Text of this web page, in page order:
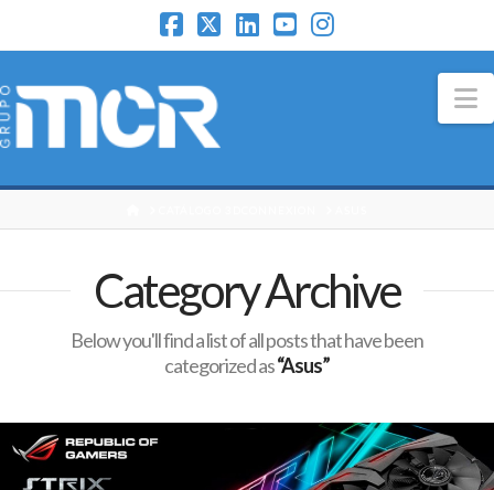
Category Archive
Below you'll find a list of all posts that have been
categorized as“Asus”